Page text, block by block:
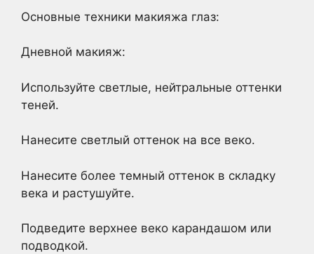
Основные техники макияжа глаз:
Дневной макияж:
Используйте светлые, нейтральные оттенки
теней.
Нанесите светлый оттенок на все веко.
Нанесите более темный оттенок в складку
века и растушуйте.
Подведите верхнее веко карандашом или
подводкой.